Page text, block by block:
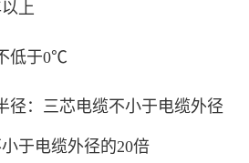
上
低于0℃
径：三芯电缆不小于电缆外径
于电缆外径的20倍